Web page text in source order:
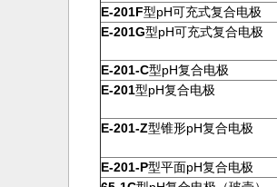
E-201F型pH可充式复合电极
E-201G型pH可充式复合电极
E-201-C型pH复合电极
E-201型pH复合电极
E-201-Z型锥形pH复合电极
E-201-P型平面pH复合电极